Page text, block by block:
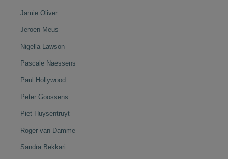
Jamie Oliver
Jeroen Meus
Nigella Lawson
Pascale Naessens
Paul Hollywood
Peter Goossens
Piet Huysentruyt
Roger van Damme
Sandra Bekkari